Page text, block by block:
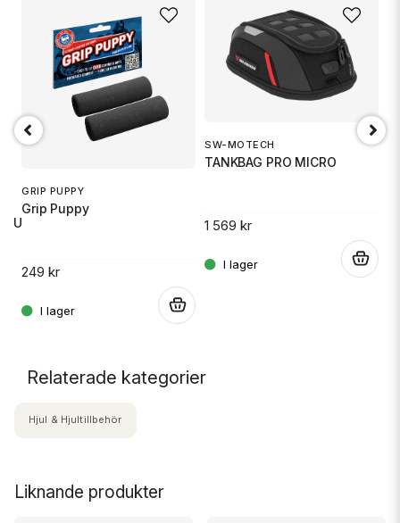
RU
GRIP PUPPY
Grip Puppy
249 kr
SW-MOTECH
TANKBAG PRO MICRO
1 569 kr
Liknande produkter
Relaterade kategorier
Hjul & Hjultillbehör